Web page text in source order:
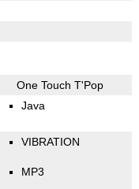
One Touch T'Pop
Java
VIBRATION
MP3